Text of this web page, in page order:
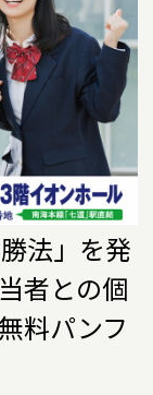
法」を発
者との個
料パンフ